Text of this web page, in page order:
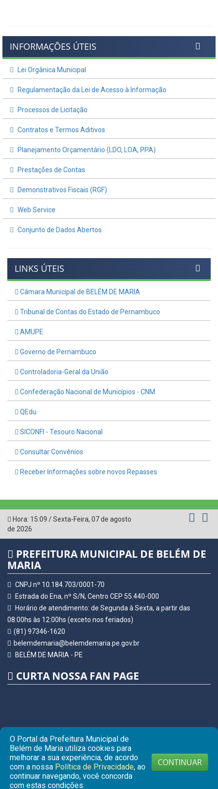
INFORMAÇÕES ÚTEIS
Lei Orgânica Municipal
Regulamentação da Lei de Acesso à Informação
Processos de Licitação
Contratos e Termos Aditivos
Planejamento Orçamentário (LDO, LOA, PPA)
Prestações de Contas
Demonstrativos Fiscais (RGF)
Web Service
Conjunto de Dados Abertos
LINKS ÚTEIS
Câmara Municipal de BELÉM DE MARIA
Tribunal de Contas do Estado de Pernambuco
AMUPE
Governo de Pernambuco
Controladoria-Geral da União
Confederação Nacional de Municípios - CNM
QEdu
SICONFI - Tesouro Nacional
Consultar Convênios
Receber Informações sobre novos Repasses
Hora: 15:09 /Sexta-Feira, 07 de agosto
de 2026
PREFEITURA MUNICIPAL DE BELÉM DE
MARIA
CNPJ nº 10.184.703/0001-70
Estrada do Ena, nº S/N, Centro CEP 55.440-000
Horário de atendimento: de Segunda à Sexta, a partir das
08:00hs às 12:00hs (exceto nos feriados)
(81) 97346-1620
belemdemaria@belemdemaria.pe.gov.br
BELÉM DE MARIA - PE
CURTA NOSSA FAN PAGE
© Copyright 2026 Prefeitura Municipal de BELÉM DE MARIA |
O Portal da Prefeitura Municipal de
Belém de Maria utiliza cookies para
melhorar a sua experiência, de acordo
com a nossa Política de Privacidade, ao
continuar navegando, você concorda
com estas condições.
CONTINUAR